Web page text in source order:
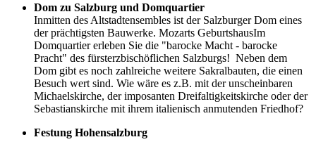
Dom zu Salzburg und Domquartier
Inmitten des Altstadtensembles ist der Salzburger Dom eines
der prächtigsten Bauwerke. Mozarts GeburtshausIm
Domquartier erleben Sie die "barocke Macht - barocke
Pracht" des fürsterzbischöflichen Salzburgs! Neben dem
Dom gibt es noch zahlreiche weitere Sakralbauten, die einen
Besuch wert sind. Wie wäre es z.B. mit der unscheinbaren
Michaelskirche, der imposanten Dreifaltigkeitskirche oder der
Sebastianskirche mit ihrem italienisch anmutenden Friedhof?
Festung Hohensalzburg